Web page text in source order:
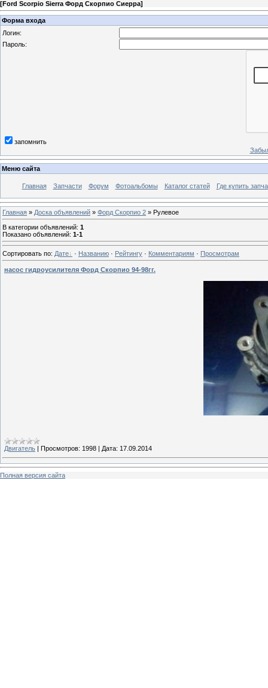
[Ford Scorpio Sierra Форд Скорпио Сиерра]
Форма входа
Логин:
Пароль:
запомнить
Меню сайта
Главная Запчасти Форум Фотоальбомы Каталог статей Где купить
Главная » Доска объявлений » Форд Скорпио 2 » Рулевое
В категории объявлений: 1
Показано объявлений: 1-1
Сортировать по: Дате · Названию · Рейтингу · Комментариям · Просмотрам
насос гидроусилителя Форд Скорпио 94-98гг.
Двигатель Просмотров: 1998 Дата: 17.09.2014
Полная версия сайта